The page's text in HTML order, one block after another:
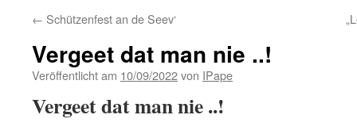
← Schützenfest an de Seev‘
Vergeet dat man nie ..!
Veröffentlicht am 10/09/2022von IPape
Vergeet dat man nie ..!